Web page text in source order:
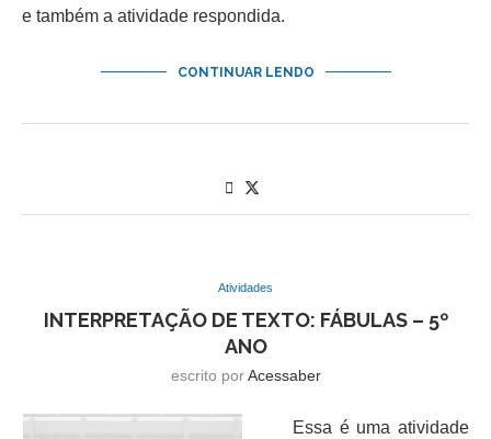
e também a atividade respondida.
CONTINUAR LENDO
Atividades
INTERPRETAÇÃO DE TEXTO: FÁBULAS – 5º
ANO
escrito porAcessaber
Essa é uma atividade